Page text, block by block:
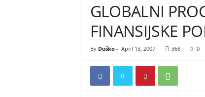
GLOBALNI
FINANSIJSKE
By Duško- April 13, 2007 368 0